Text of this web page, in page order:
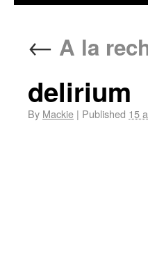
← A la
delirium
By Mackie | Published 15